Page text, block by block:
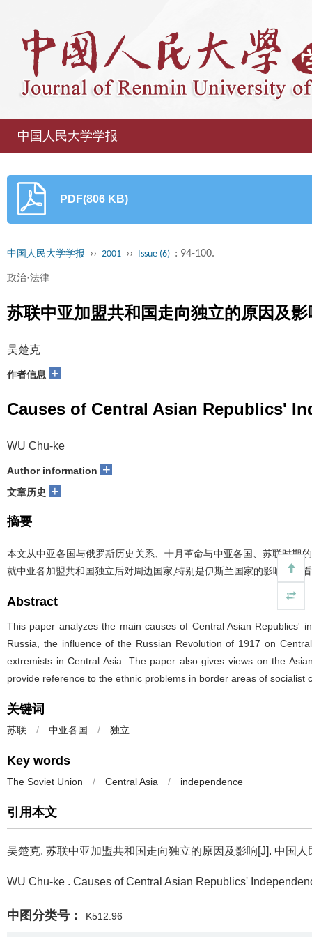
中国人民大学学报
PDF(806 KB)
中国人民大学学报 ›› 2001 ›› Issue (6) : 94-100.
政治·法律
苏联中亚加盟共和国走向独立的原因及影
吴楚克
作者信息 +
Causes of Central Asian Republics'
WU Chu-ke
Author information +
文章历史 +
摘要
本文从中亚各国与俄罗斯历史关系、十月革命与中亚各国、苏联时期
就中亚各加盟共和国独立后对周边国家,特别是伊斯兰国家的影响提出
Abstract
This paper analyzes the main causes of Central Asian Republics'
Russia, the influence of the Russian Revolution of 1917 on
extremists in Central Asia. The paper also gives views on the
provide reference to the ethnic problems in border areas of socialist
关键词
苏联 / 中亚各国 / 独立
Key words
The Soviet Union / Central Asia / independence
引用本文
吴楚克. 苏联中亚加盟共和国走向独立的原因及影响[J]. 中国
WU Chu-ke . Causes of Central Asian Republics'
中图分类号： K512.96